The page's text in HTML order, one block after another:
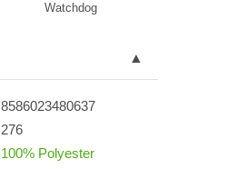
Watchdog
8586023480637
276
100% Polyester